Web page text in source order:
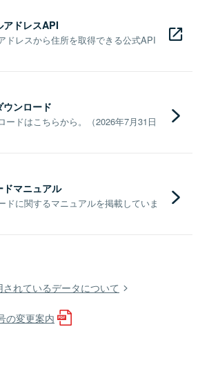
アドレスAPI
ドレスから住所を取得できる公式API
ンロード
ードはこちらから。（2026年7月31日
マニュアル
ドに関するマニュアルを掲載していま
れているデータについて
の変更案内